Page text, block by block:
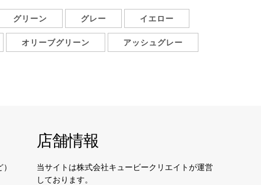
グリーン グレー イエロー
オリーブグリーン アッシュグレー
店舗情報
当サイトは株式会社キュービークリエイトが運営
しております。